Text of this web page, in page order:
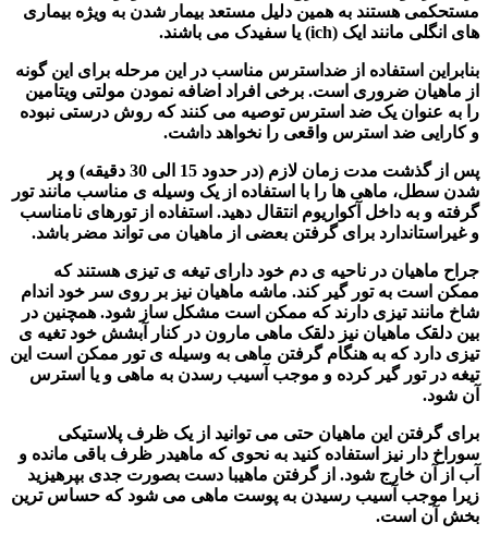
مستحکمی هستند به همین دلیل مستعد بیمار شدن به ویژه بیماری
های انگلی مانند ایک (ich) یا سفیدک می باشند.
بنابراین استفاده از ضداسترس مناسب در این مرحله برای این گونه
از ماهیان ضروری است. برخی افراد اضافه نمودن مولتی ویتامین
را به عنوان یک ضد استرس توصیه می کنند که روش درستی نبوده
و کارایی ضد استرس واقعی را نخواهد داشت.
پس از گذشت مدت زمان لازم (در حدود 15 الی 30 دقیقه) و پر
شدن سطل، ماهی ها را با استفاده از یک وسیله ی مناسب مانند تور
گرفته و به داخل آکواریوم انتقال دهید. استفاده از تورهای نامناسب
و غیراستاندارد برای گرفتن بعضی از ماهیان می تواند مضر باشد.
جراح ماهیان در ناحیه ی دم خود دارای تیغه ی تیزی هستند که
ممکن است به تور گیر کند. ماشه ماهیان نیز بر روی سر خود اندام
شاخ مانند تیزی دارند که ممکن است مشکل ساز شود. همچنین در
بین دلقک ماهیان نیز دلقک ماهی مارون در کنار آبشش خود تغیه ی
تیزی دارد که به هنگام گرفتن ماهی به وسیله ی تور ممکن است این
تیغه در تور گیر کرده و موجب آسیب رسدن به ماهی و یا استرس
آن شود.
برای گرفتن این ماهیان حتی می توانید از یک ظرف پلاستیکی
سوراخ دار نیز استفاده کنید به نحوی که ماهیدر ظرف باقی مانده و
آب از آن خارج شود. از گرفتن ماهیبا دست بصورت جدی بپرهیزید
زیرا موجب آسیب رسیدن به پوست ماهی می شود که حساس ترین
بخش آن است.